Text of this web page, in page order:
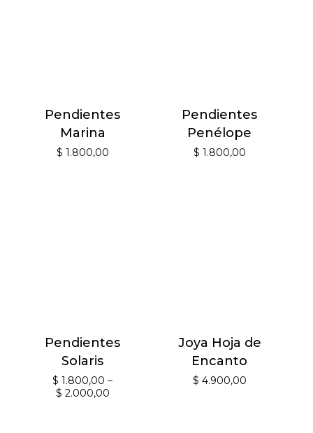
Pendientes
Marina
$ 1.800,00
Pendientes
Penélope
$ 1.800,00
Pendientes
Solaris
$ 1.800,00 –
$ 2.000,00
Joya Hoja de
Encanto
$ 4.900,00